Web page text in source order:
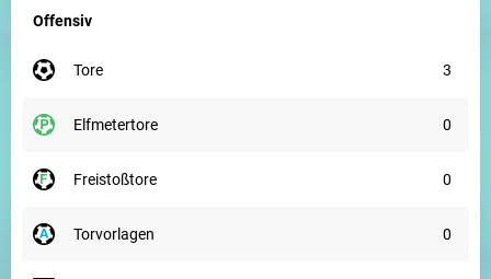
Offensiv
tore 3
elfmetertore 0
freistoßtore 0
torvorlagen 0